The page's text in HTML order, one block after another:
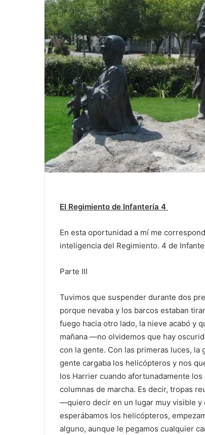
El Regimiento de Infantería 4
En esta oportunidad a mí me
inteligencia del Regimiento. 4 de
Parte III
Tuvimos que suspender durante dos
porque nevaba y los barcos estaban
fuego hacia otro lado, la nieve acabó y
mañana —no olvidemos que hay
con la gente. Con las primeras luces, la
gente cargaba los helicópteros y nos
los Harrier cuando afortunadamente
columnas de marcha. Es decir, tropas
—quiero decir en un lugar muy visible
esperábamos los helicópteros,
alguno, aunque le pegamos cualquier